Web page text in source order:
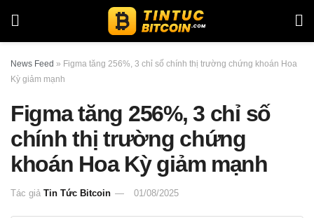
News Feed » Figma tăng 256%, 3 chỉ số chính thị trường chứng khoán Hoa
Kỳ giảm mạnh
Figma tăng 256%, 3 chỉ số
chính thị trường chứng
khoán Hoa Kỳ giảm mạnh
Tác giả Tin Tức Bitcoin 01/08/2025